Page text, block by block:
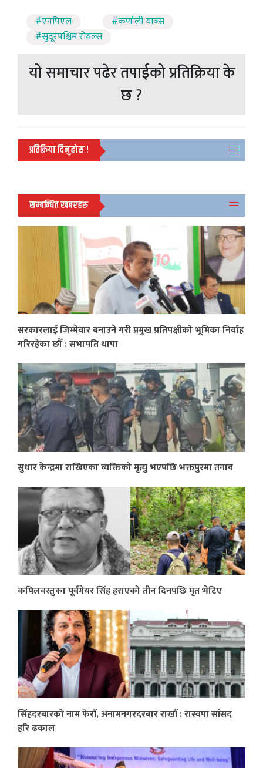
#एनपिएल
#कर्णाली याक्स
#सुदूरपश्चिम रोयल्स
यो समाचार पढेर तपाईको प्रतिक्रिया के
छ ?
प्रतिक्रिया दिनुहोस !
सम्बन्धित खबरहरु
सरकारलाई जिम्मेवार बनाउने गरी प्रमुख प्रतिपक्षीको भूमिका निर्वाह
गरिरहेका छौँ : सभापति थापा
सुधार केन्द्रमा राखिएका व्यक्तिको मृत्यु भएपछि भक्तपुरमा तनाव
कपिलवस्तुका पूर्वमेयर सिंह हराएको तीन दिनपछि मृत भेटिए
सिंहदरबारको नाम फेरौं, अनामनगरदरबार राखौं : रास्वपा सांसद
हरि ढकाल